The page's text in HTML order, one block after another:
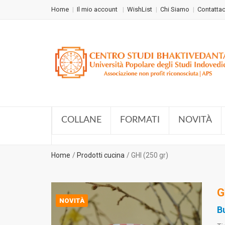
Home Il mio account WishList Chi Siamo
COLLANE FORMATI NOVITÀ
Home Prodotti cucina GHI (250 gr)
NOVITÀ